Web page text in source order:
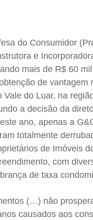
do Consumidor
e
mais de R$ 60
de vantagem
do Luar, na
a decisão da
ano, apenas a
totalmente
de Imóveis
com
de taxa
(…) não
causados aos